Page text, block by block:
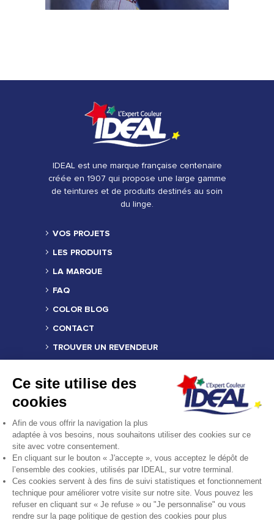
IDEAL est une marque française centenaire
créée en 1907 qui propose une large gamme
de teintures et de produits destinés au soin
du linge.
VOS PROJETS
LES PRODUITS
LA MARQUE
FAQ
COLOR BLOG
CONTACT
TROUVER UN REVENDEUR
MENTIONS LÉGALES
FICHE PRODUIT RELATIVE AUX QUALITÉS
OU CARACTÉRISTIQUES
ENVIRONNEMENTALES
REJOINDRE LA COMMUNAUTÉ
Ce site utilise des
cookies
Afin de vous offrir la navigation la plus
adaptée à vos besoins, nous souhaitons utiliser des cookies sur ce
site avec votre consentement.
En cliquant sur le bouton « J'accepte », vous acceptez le dépôt de
l’ensemble des cookies, utilisés par IDEAL, sur votre terminal.
Ces cookies servent à des fins de suivi statistiques et fonctionnement
technique pour améliorer votre visite sur notre site. Vous pouvez les
refuser en cliquant sur « Je refuse » ou "Je personnalise" ou vous
rendre sur la page politique de gestion des cookies pour plus